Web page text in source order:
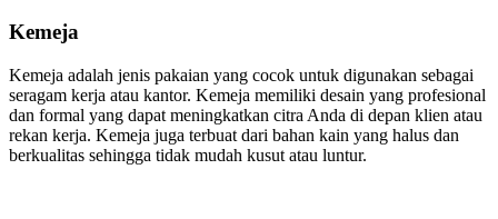
Kemeja
Kemeja adalah jenis pakaian yang cocok untuk digunakan sebagai
seragam kerja atau kantor. Kemeja memiliki desain yang profesional
dan formal yang dapat meningkatkan citra Anda di depan klien atau
rekan kerja. Kemeja juga terbuat dari bahan kain yang halus dan
berkualitas sehingga tidak mudah kusut atau luntur.